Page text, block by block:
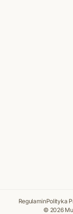
RegulaminPolityka
© 2026